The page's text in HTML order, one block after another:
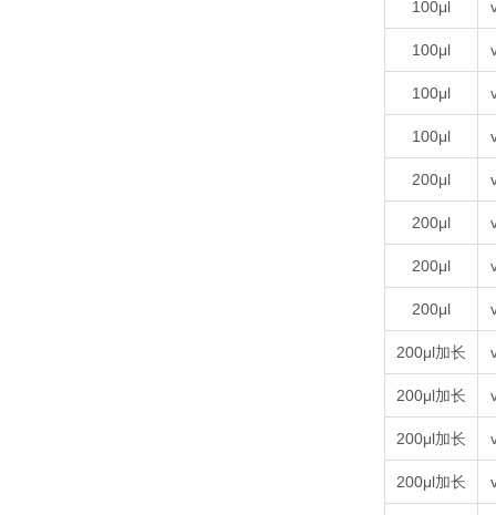
100μl
100μl
100μl
100μl
200μl
200μl
200μl
200μl
200μl加长
200μl加长
200μl加长
200μl加长